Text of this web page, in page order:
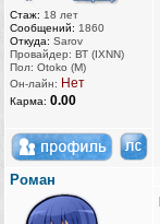
Стаж: 18 лет
Сообщений: 1860
Откуда: Sarov
Провайдер: ВТ (IXNN)
Пол: Otoko (M)
Он-лайн: Нет
Карма: 0.00
Роман